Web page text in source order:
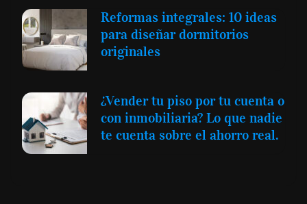
Reformas integrales: 10 ideas
para diseñar dormitorios
originales
¿Vender tu piso por tu cuenta o
con inmobiliaria? Lo que nadie
te cuenta sobre el ahorro real.